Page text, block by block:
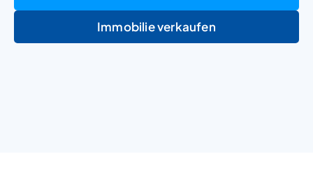
Immobilie verkaufen